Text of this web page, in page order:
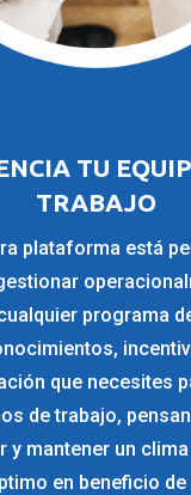
TU
TRABAJO
plataforma está
programa
que necesites
de trabajo,
y mantener un
en beneficio de